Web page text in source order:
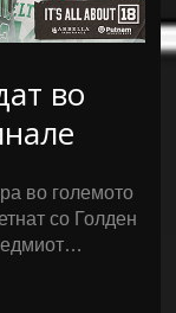
во
во големото
со Голден